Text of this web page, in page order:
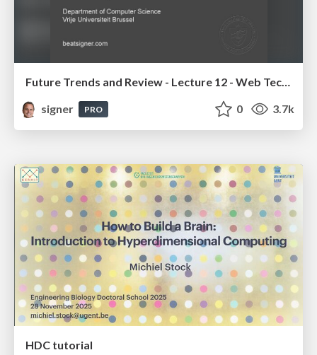
signer
PRO 0 3.7k
HDC tutorial